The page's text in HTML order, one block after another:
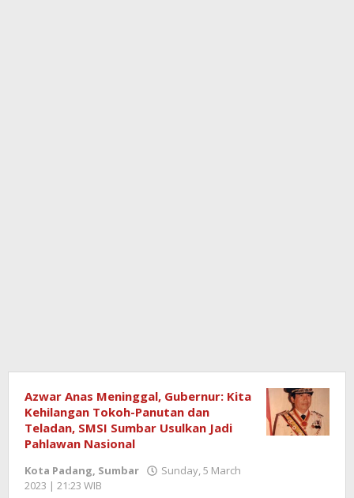
Semangat
News
Azwar Anas Meninggal, Gubernur: Kita
Kehilangan Tokoh-Panutan dan
Teladan, SMSI Sumbar Usulkan Jadi
Pahlawan Nasional
Kota Padang, Sumbar
Sunday, 5 March
2023 | 21:23 WIB